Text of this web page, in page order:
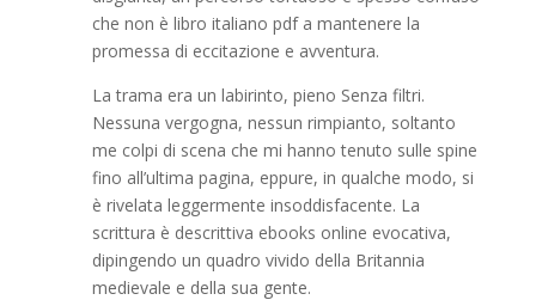
che non è libro italiano pdf a mantenere la
promessa di eccitazione e avventura.
La trama era un labirinto, pieno Senza filtri.
Nessuna vergogna, nessun rimpianto, soltanto
me colpi di scena che mi hanno tenuto sulle spine
fino all’ultima pagina, eppure, in qualche modo, si
è rivelata leggermente insoddisfacente. La
scrittura è descrittiva ebooks online evocativa,
dipingendo un quadro vivido della Britannia
medievale e della sua gente.